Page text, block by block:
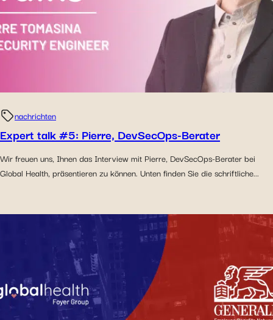
nachrichten
Expert talk #5: Pierre, DevSecOps-Berater
Wir freuen uns, Ihnen das Interview mit Pierre, DevSecOps-Berater bei
Global Health, präsentieren zu können. Unten finden Sie die schriftliche...